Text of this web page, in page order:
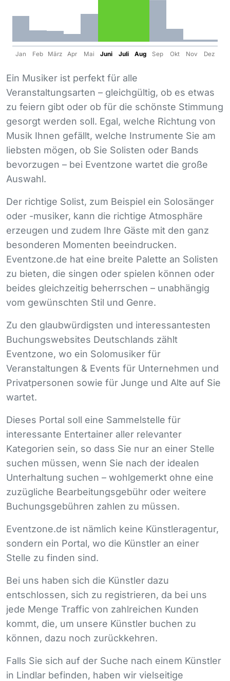
Jan Feb März Apr Mai Juni Juli Aug Sep Okt Nov Dez
Ein Musiker ist perfekt für alle
Veranstaltungsarten – gleichgültig, ob es etwas
zu feiern gibt oder ob für die schönste Stimmung
gesorgt werden soll. Egal, welche Richtung von
Musik Ihnen gefällt, welche Instrumente Sie am
liebsten mögen, ob Sie Solisten oder Bands
bevorzugen – bei Eventzone wartet die große
Auswahl.
Der richtige Solist, zum Beispiel ein Solosänger
oder -musiker, kann die richtige Atmosphäre
erzeugen und zudem Ihre Gäste mit den ganz
besonderen Momenten beeindrucken.
Eventzone.de hat eine breite Palette an Solisten
zu bieten, die singen oder spielen können oder
beides gleichzeitig beherrschen – unabhängig
vom gewünschten Stil und Genre.
Zu den glaubwürdigsten und interessantesten
Buchungswebsites Deutschlands zählt
Eventzone, wo ein Solomusiker für
Veranstaltungen & Events für Unternehmen und
Privatpersonen sowie für Junge und Alte auf Sie
wartet.
Dieses Portal soll eine Sammelstelle für
interessante Entertainer aller relevanter
Kategorien sein, so dass Sie nur an einer Stelle
suchen müssen, wenn Sie nach der idealen
Unterhaltung suchen – wohlgemerkt ohne eine
zuzügliche Bearbeitungsgebühr oder weitere
Buchungsgebühren zahlen zu müssen.
Eventzone.de ist nämlich keine Künstleragentur,
sondern ein Portal, wo die Künstler an einer
Stelle zu finden sind.
Bei uns haben sich die Künstler dazu
entschlossen, sich zu registrieren, da bei uns
jede Menge Traffic von zahlreichen Kunden
kommt, die, um unsere Künstler buchen zu
können, dazu noch zurückkehren.
Falls Sie sich auf der Suche nach einem Künstler
in Lindlar befinden, haben wir vielseitige